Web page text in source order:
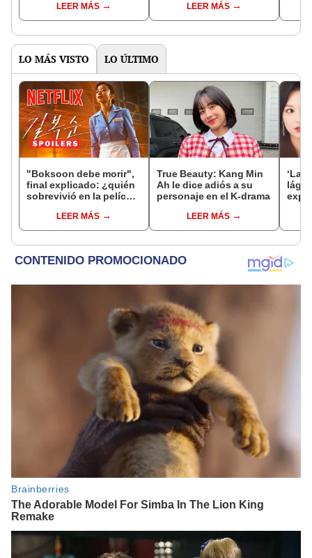
temporadaLEER MÁS LEER MÁS
LO MÁS VISTO LO ÚLTIMO
"Boksoon debe morir",
final explicado: ¿quién
sobrevivió en la película
LEER MÁS
True Beauty: Kang Min
Ah le dice adiós a su
personaje en el K-drama
LEER MÁS
‘La